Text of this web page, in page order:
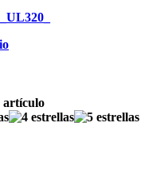
artículo